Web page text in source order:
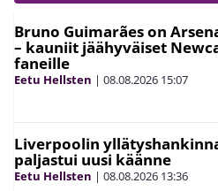
Bruno Guimarães on
– kauniit jäähyväiset
faneille
Eetu Hellsten | 08.08.2026 15:07
Liverpoolin
paljastui uusi käänne
Eetu Hellsten | 08.08.2026 13:36